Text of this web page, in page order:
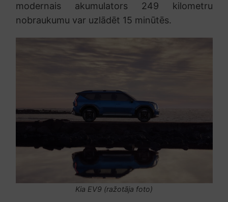
modernais akumulators 249 kilometru
nobraukumu var uzlādēt 15 minūtēs.
Kia EV9 (ražotāja foto)